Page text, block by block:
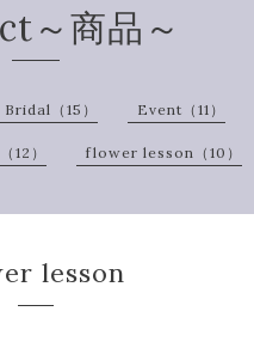
～商品～
Bridal（15） Event（11）
） flower lesson（10）
lesson